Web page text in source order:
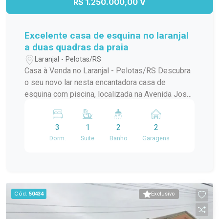
R$ 1.250.000,00 V
Excelente casa de esquina no laranjal
a duas quadras da praia
Laranjal - Pelotas/RS
Casa à Venda no Laranjal - Pelotas/RS Descubra
o seu novo lar nesta encantadora casa de
esquina com piscina, localizada na Avenida José
da praia. Com 240 m² de área construída, este
sobrado é ideal para quem busca conforto e
praticidade. No térreo, você encontrará uma
confraternização. O ambiente ainda conta com
uma aconchegante lareira e um jardim de inverno
que traz luz natural e frescor ao espaço. Além
3
Dorm.
1
Suite
2
Banho
2
Garagens
Exclusivo
Cód. 50434